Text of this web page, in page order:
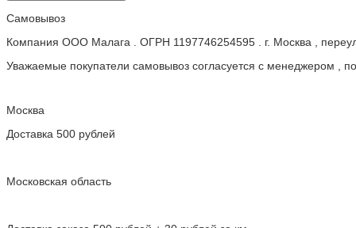
Самовывоз
Компания ООО Малага . ОГРН 1197746254595 . г. Москва ,
Уважаемые покупатели самовывоз согласуется с менеджером ,
Москва
Доставка 500 рублей
Московская область